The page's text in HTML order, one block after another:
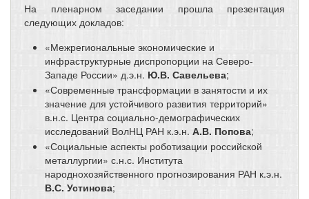
На пленарном заседании прошла презентация
следующих докладов:
«Межрегиональные экономические и
инфраструктурные диспропорции на Северо-
Западе России» д.э.н. Ю.В. Савельева;
«Современные трансформации в занятости и их
значение для устойчивого развития территорий»
в.н.с. Центра социально-демографических
исследований ВолНЦ РАН к.э.н. А.В. Попова;
«Социальные аспекты роботизации российской
металлургии» с.н.с. Института
народнохозяйственного прогнозирования РАН к.э.н.
В.С. Устинова;